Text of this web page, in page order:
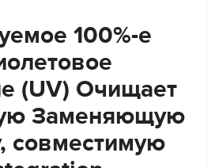
100%-е
(UV) Очищает
Заменяющую
совместимую